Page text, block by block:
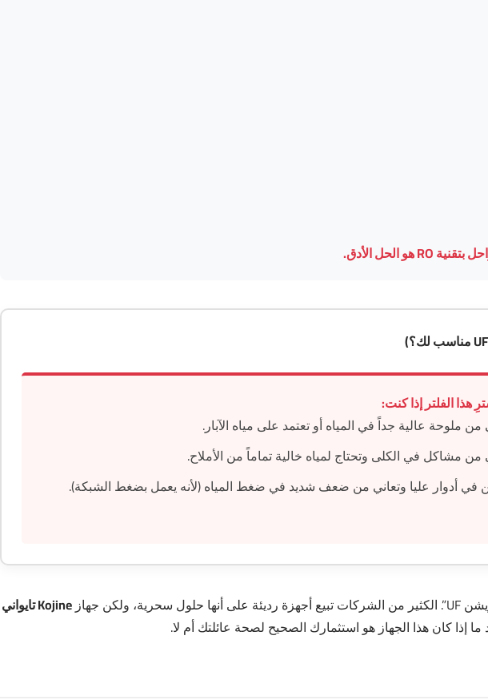
هذا الفلتر إذا كنت:
من ملوحة عالية جداً في المياه أو تعتمد على مياه الآبار.
من مشاكل في الكلى وتحتاج لمياه خالية تماماً من الأملاح.
في أدوار عليا وتعاني من ضعف شديد في ضغط المياه (لأنه يعمل بضغط الشبكة).
Kojine تايواني
ما إذا كان هذا الجهاز هو استثمارك الصحيح لصحة عائلتك أم لا.